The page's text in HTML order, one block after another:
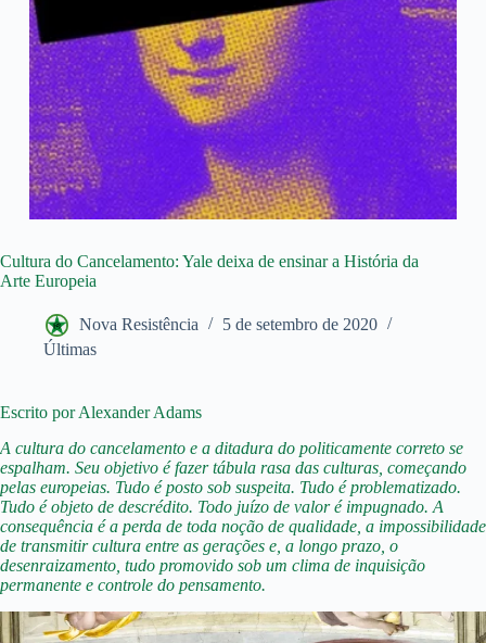
Cultura do Cancelamento: Yale deixa de ensinar a História da
Arte Europeia
Nova Resistência
5 de setembro de 2020
Últimas
Escrito por Alexander Adams
A cultura do cancelamento e a ditadura do politicamente correto se
espalham. Seu objetivo é fazer tábula rasa das culturas, começando
pelas europeias. Tudo é posto sob suspeita. Tudo é problematizado.
Tudo é objeto de descrédito. Todo juízo de valor é impugnado. A
consequência é a perda de toda noção de qualidade, a impossibilidade
de transmitir cultura entre as gerações e, a longo prazo, o
desenraizamento, tudo promovido sob um clima de inquisição
permanente e controle do pensamento.